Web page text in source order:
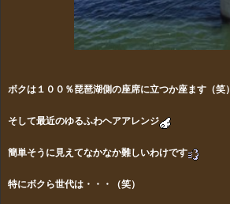
ボクは１００％琵琶湖側の座席に立つか座ます（笑）
そして最近のゆるふわヘアアレンジ
簡単そうに見えてなかなか難しいわけです
特にボクら世代は・・・（笑）